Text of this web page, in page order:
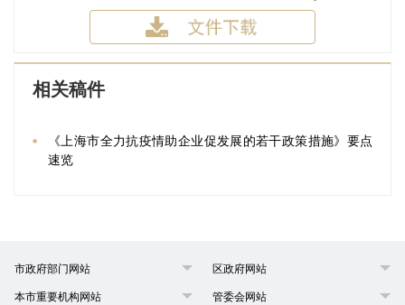
相关稿件
《上海市全力抗疫情助企业促发展的若干政策措施》要点
速览
市政府部门网站 区政府网站
本市重要机构网站 管委会网站